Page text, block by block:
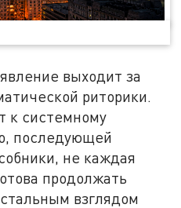
выходит за
риторики.
к системному
последующей
не каждая
продолжать
взглядом